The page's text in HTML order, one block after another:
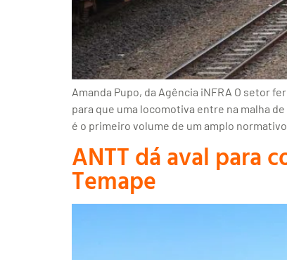
Amanda Pupo, da Agência iNFRA O setor
para que uma locomotiva entre na malha
é o primeiro volume de um amplo
ANTT dá aval para
Temape